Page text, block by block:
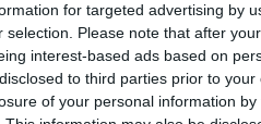
for targeted advertising by
selection. Please note that after
interest-based ads based on
to third parties prior to
of your personal information
de a felek
arra, hogy ezt mégis
az a rossz hírünk, hogy